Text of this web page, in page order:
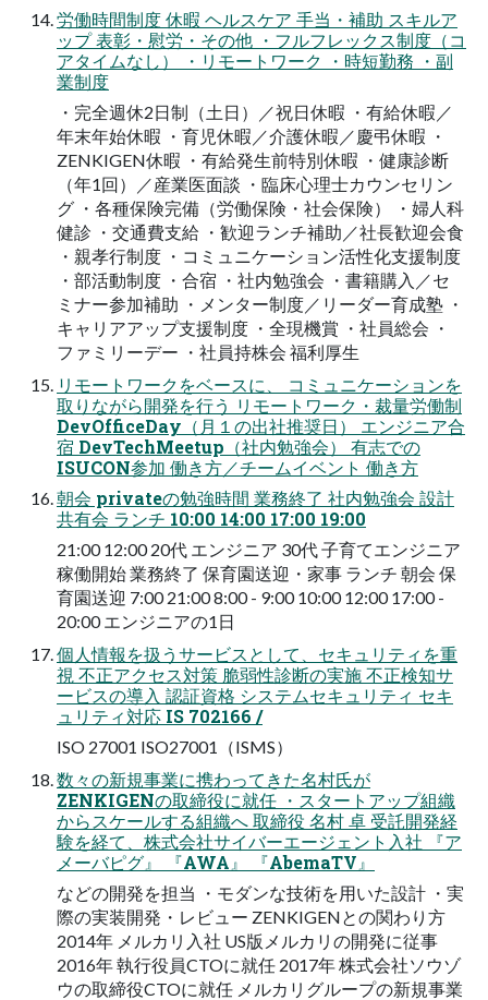
労働時間制度 休暇 ヘルスケア 手当・補助 スキルア
ップ 表彰・慰労・その他 ・フルフレックス制度（コ
アタイムなし） ・リモートワーク ・時短勤務 ・副
業制度
・完全週休2日制（土日）／祝日休暇 ・有給休暇／
年末年始休暇 ・育児休暇／介護休暇／慶弔休暇 ・
ZENKIGEN休暇 ・有給発生前特別休暇 ・健康診断
（年1回）／産業医面談 ・臨床心理士カウンセリン
グ ・各種保険完備（労働保険・社会保険） ・婦人科
健診 ・交通費支給 ・歓迎ランチ補助／社長歓迎会食
・親孝行制度 ・コミュニケーション活性化支援制度
・部活動制度 ・合宿 ・社内勉強会 ・書籍購入／セ
ミナー参加補助 ・メンター制度／リーダー育成塾 ・
キャリアアップ支援制度 ・全現機賞 ・社員総会 ・
ファミリーデー ・社員持株会 福利厚生
リモートワークをベースに、 コミュニケーションを
取りながら開発を行う リモートワーク・裁量労働制
DevOfficeDay（月１の出社推奨日） エンジニア合
宿 DevTechMeetup（社内勉強会） 有志での
ISUCON参加 働き方／チームイベント 働き方
朝会 privateの勉強時間 業務終了 社内勉強会 設計
共有会 ランチ 10:00 14:00 17:00 19:00
21:00 12:00 20代 エンジニア 30代 子育てエンジニア
稼働開始 業務終了 保育園送迎・家事 ランチ 朝会 保
育園送迎 7:00 21:00 8:00 - 9:00 10:00 12:00 17:00 -
20:00 エンジニアの1日
個人情報を扱うサービスとして、セキュリティを重
視 不正アクセス対策 脆弱性診断の実施 不正検知サ
ービスの導入 認証資格 システムセキュリティ セキ
ュリティ対応 IS 702166 /
ISO 27001 ISO27001（ISMS）
数々の新規事業に携わってきた名村氏が
ZENKIGENの取締役に就任 ・スタートアップ組織
からスケールする組織へ 取締役 名村 卓 受託開発経
験を経て、株式会社サイバーエージェント入社 『ア
メーバピグ』 『AWA』 『AbemaTV』
などの開発を担当 ・モダンな技術を用いた設計 ・実
際の実装開発・レビュー ZENKIGENとの関わり方
2014年 メルカリ入社 US版メルカリの開発に従事
2016年 執行役員CTOに就任 2017年 株式会社ソウゾ
ウの取締役CTOに就任 メルカリグループの新規事業